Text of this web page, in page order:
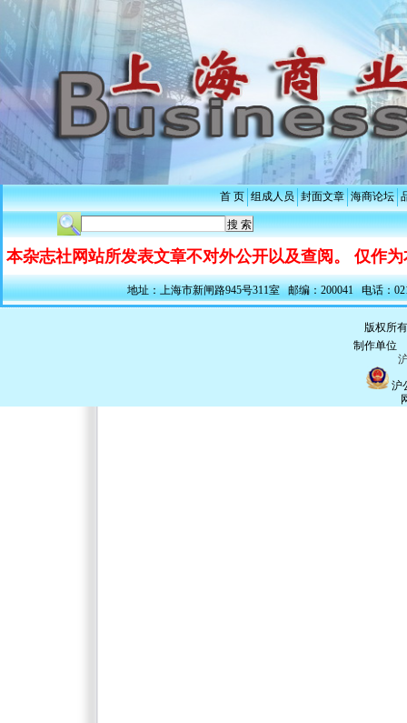
首 页 组成人员 封面文章 海商论坛
本杂志社网站所发表文章不对外公开以及查阅。 仅作
地址：上海市新闸路945号311室 邮编：200041 电话：
版权所
制作单位
沪